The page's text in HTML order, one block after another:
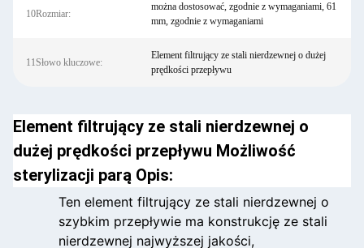
10Rozmiar:
można dostosować, zgodnie z wymaganiami, 61
mm, zgodnie z wymaganiami
11Słowo kluczowe:
Element filtrujący ze stali nierdzewnej o dużej
prędkości przepływu
Element filtrujący ze stali nierdzewnej o
dużej prędkości przepływu Możliwość
sterylizacji parą Opis:
Ten element filtrujący ze stali nierdzewnej o
szybkim przepływie ma konstrukcję ze stali
nierdzewnej najwyższej jakości,